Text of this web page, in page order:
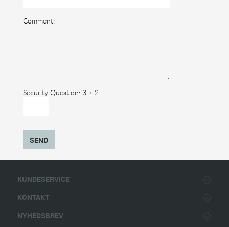
Comment:
Security Question: 3 + 2
SEND
KUNDESERVICE
KONTAKT
NYHEDSBREV